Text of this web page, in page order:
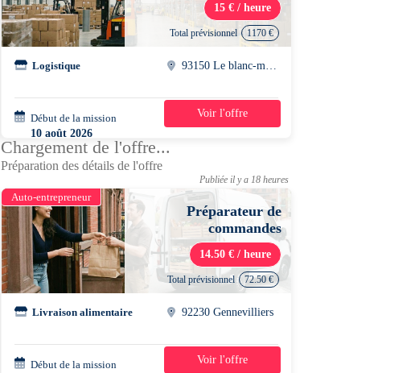
15 € / heure
Total prévisionnel 1170 €
Logistique
Début de la mission
10 août 2026
08h00 - 17h00
2 semaines
Voir l'offre
Chargement de l'offre...
Préparation des détails de l'offre
Publiée il y a 18 heures
Auto-entrepreneur
Préparateur de
commandes
14.50 € / heure
Total prévisionnel 72.50 €
Livraison alimentaire 92230 Gennevilliers
Début de la mission
1 jour
Voir l'offre